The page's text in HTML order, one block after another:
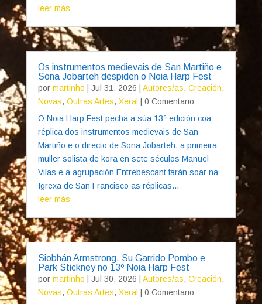
leer más
Os instrumentos medievais de San Martiño e
Sona Jobarteh despiden o Noia Harp Fest
por martinho Jul 31, 2026 Autores/as, Creación,
Novas, Outras Artes, Xeral
| 0 Comentario
O Noia Harp Fest pecha a súa 13ª edición coa
réplica dos instrumentos medievais de San
Martiño e o directo de Sona Jobarteh, a primeira
muller solista de kora en sete séculos Manuel
Vilas e a agrupación Entrebescant farán soar na
Igrexa de San Francisco as réplicas...
leer más
Siobhán Armstrong, Su Garrido Pombo e
Park Stickney no 13º Noia Harp Fest
por martinho Jul 30, 2026 Autores/as, Creación,
Novas, Outras Artes, Xeral
| 0 Comentario